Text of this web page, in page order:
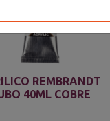
REMBRANDT
40ML COBRE